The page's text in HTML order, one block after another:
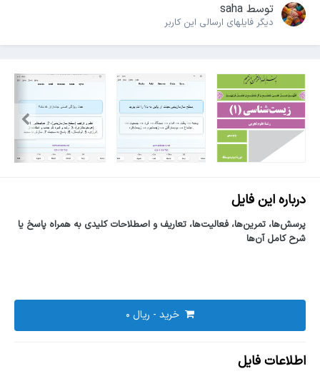
توسط saha
دیگر فایل‎های ارسالی این کاربر
درباره این فایل
پرسش‌ها، تمرین‌ها، فعالیت‌ها، تعاریف و اصطلاحات کلیدی به همراه پاسخ یا
شرح کامل آن‌ها
خرید -
اطلاعات فایل